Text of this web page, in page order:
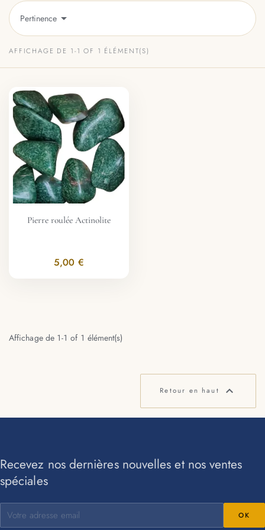
Pertinence 
AFFICHAGE DE 1-1 OF 1 ÉLÉMENT(S)
Pierre roulée Actinolite
5,00 €
Affichage de 1-1 of 1 élément(s)
Retour en haut 
Recevez nos dernières nouvelles et nos ventes
spéciales